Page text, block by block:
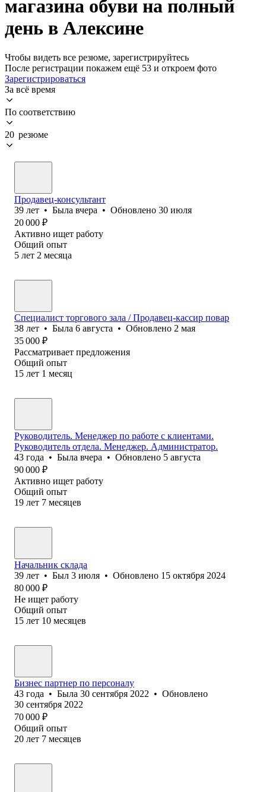
магазина обуви на полный
день в Алексине
Чтобы видеть все резюме, зарегистрируйтесь
После регистрации покажем ещё 53 и откроем фото
Зарегистрироваться
За всё время
По соответствию
20 резюме
Продавец-консультант
39 лет • Была вчера • Обновлено 30 июля
20 000 ₽
Активно ищет работу
Общий опыт
5 лет 2 месяца
Специалист торгового зала / Продавец-кассир повар
38 лет • Была 6 августа • Обновлено 2 мая
35 000 ₽
Рассматривает предложения
Общий опыт
15 лет 1 месяц
Руководитель. Менеджер по работе с клиентами.
Руководитель отдела. Менеджер. Администратор.
43 года • Была вчера • Обновлено 5 августа
90 000 ₽
Активно ищет работу
Общий опыт
19 лет 7 месяцев
Начальник склада
39 лет • Был 3 июля • Обновлено 15 октября 2024
80 000 ₽
Не ищет работу
Общий опыт
15 лет 10 месяцев
Бизнес партнер по персоналу
43 года • Была 30 сентября 2022 • Обновлено
30 сентября 2022
70 000 ₽
Общий опыт
20 лет 7 месяцев